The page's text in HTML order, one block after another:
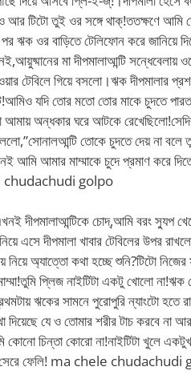
আর টিটো তুই ওর সঙ্গে থাক্!ততক্ষণে
পর ঋক ওর বাড়িতে টেলিফোন করে জানিয়ে
মা দীপমালাআন্টি সন্ধেবেলায়
টেবিলে গিয়ে বসলো।ঋক দীপমালার
যদি তোর মতো তোর মাকে চুদতে
অন্ধকার ঘরে আটকে
তোকে চুদতে দেয় না বলে
আমি আমার মাম্মাকে চুদে প্রমাণ করে
chudachudi golpo
দীপমালাআন্টিকে চোদ্,আমি বরং স্যুপ
এসে দীপমালা খাবার টেবিলের উপর
অ্যাত্তো কথা হচ্ছে শুনি?টিটো নিজের
প্লিজ নাইটিটা একটু খোলো
ঋকের সামনে পুরোপুরি ন্যাংটো হতে
যে ও তোমার শরীর টাচ করবে না
কোনো চিন্তা কোরো না!নাইটিটা খুলে
সেরে ফেলি! ma chele